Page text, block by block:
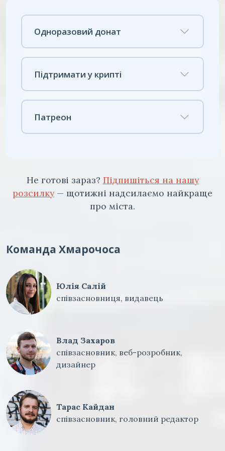
Одноразовий донат
Підтримати у крипті
Патреон
Не готові зараз? Підпишіться на нашу
розсилку— щотижні надсилаємо найкраще
про міста.
Команда Хмарочоса
Юлія Салій
співзасновниця, видавець
Влад Захаров
співзасновник, веб-розробник,
дизайнер
Тарас Кайдан
співзасновник, головний редактор